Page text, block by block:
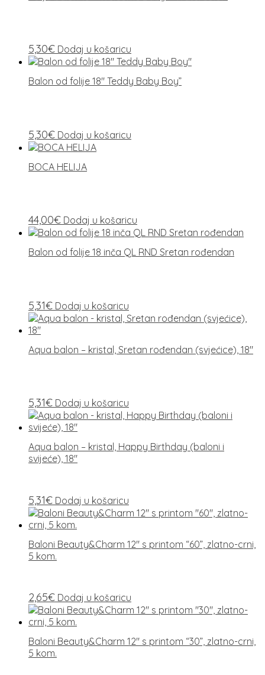
5,30€ Dodaj u košaricu
Balon od folije 18″ Teddy Baby Boy”
5,30€ Dodaj u košaricu
BOCA HELIJA
44,00€ Dodaj u košaricu
Balon od folije 18 inča QL RND Sretan rođendan
5,31€ Dodaj u košaricu
Aqua balon – kristal, Sretan rođendan (svjećice), 18″
5,31€ Dodaj u košaricu
Aqua balon – kristal, Happy Birthday (baloni i
svijeće), 18″
5,31€ Dodaj u košaricu
Baloni Beauty&Charm 12″ s printom “60”, zlatno-crni,
5 kom.
2,65€ Dodaj u košaricu
Baloni Beauty&Charm 12″ s printom “30”, zlatno-crni,
5 kom.